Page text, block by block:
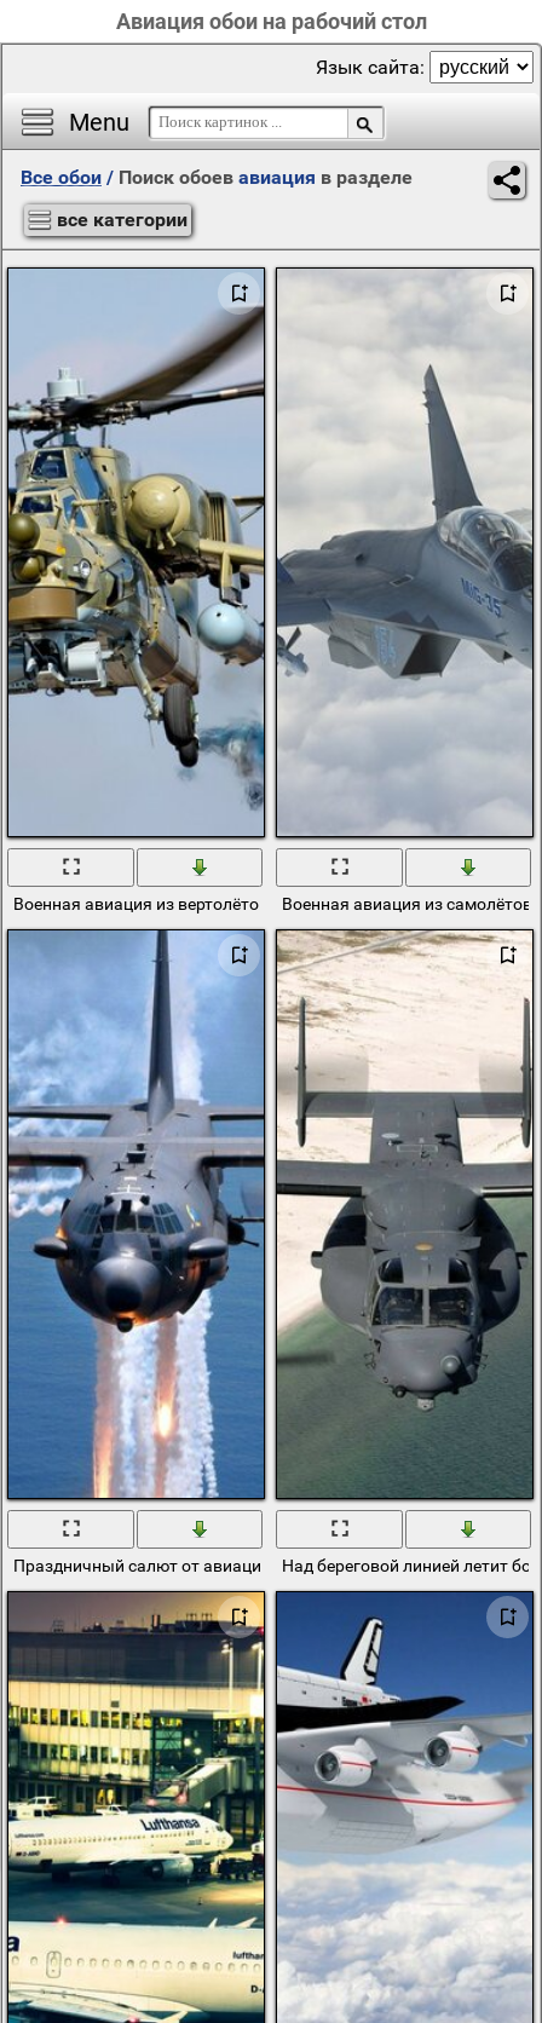
Авиация обои на рабочий стол
Menu
Язык сайта:
Все обои / Поиск обоев авиация в разделе
все категории
Военная авиация из вертолётов ми-28 и ми-24Военная авиация из самолётов
Праздничный салют от авиации в небеНад береговой линией летит